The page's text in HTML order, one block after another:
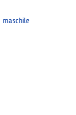
maschile